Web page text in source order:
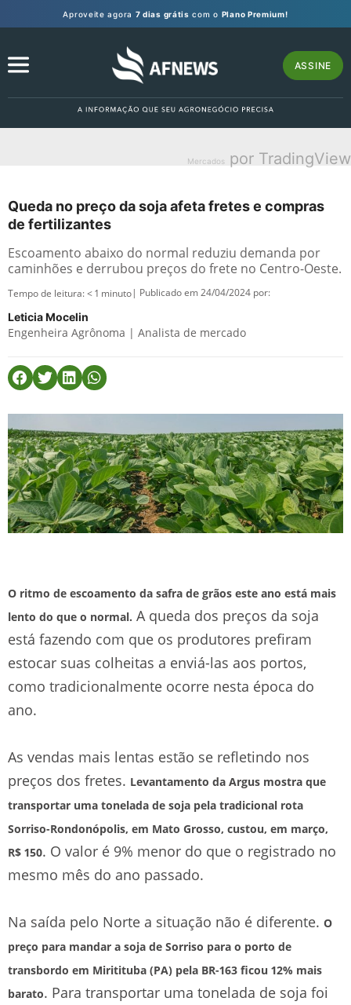
Aproveite agora 7 dias grátis com o Plano Premium!
ASSINE
Mercados por TradingView
Queda no preço da soja afeta fretes e compras
de fertilizantes
Escoamento abaixo do normal reduziu demanda por
caminhões e derrubou preços do frete no Centro-Oeste.
Tempo de leitura:< 1 minuto| Publicado em 24/04/2024 por:
Leticia Mocelin
Engenheira Agrônoma | Analista de mercado
O ritmo de escoamento da safra de grãos este ano está mais
lento do que o normal. A queda dos preços da soja
está fazendo com que os produtores prefiram
estocar suas colheitas a enviá-las aos portos,
como tradicionalmente ocorre nesta época do
ano.
As vendas mais lentas estão se refletindo nos
preços dos fretes. Levantamento da Argus mostra que
transportar uma tonelada de soja pela tradicional rota
Sorriso-Rondonópolis, em Mato Grosso, custou, em março,
R$ 150. O valor é 9% menor do que o registrado no
mesmo mês do ano passado.
Na saída pelo Norte a situação não é diferente. O
preço para mandar a soja de Sorriso para o porto de
transbordo em Miritituba (PA) pela BR-163 ficou 12% mais
barato. Para transportar uma tonelada de soja foi